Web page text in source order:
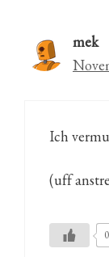
mek
Ich
(uff
0